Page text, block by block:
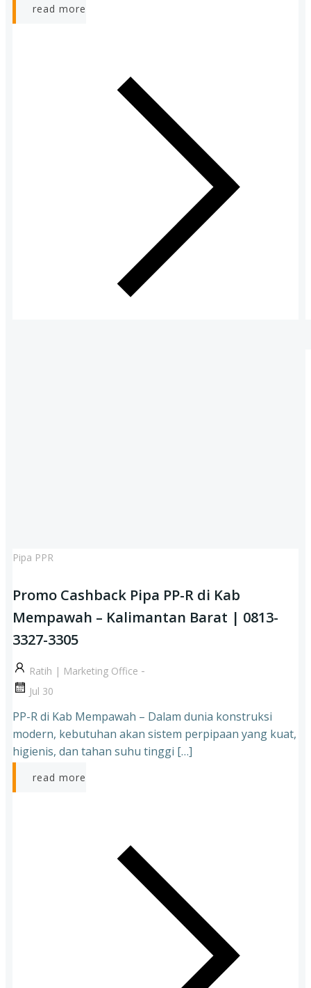
read more
Pipa PPR
Promo Cashback Pipa PP-R di Kab
Mempawah – Kalimantan Barat | 0813-
3327-3305
Ratih | Marketing Office -
Jul 30
PP-R di Kab Mempawah – Dalam dunia konstruksi
modern, kebutuhan akan sistem perpipaan yang kuat,
higienis, dan tahan suhu tinggi […]
read more